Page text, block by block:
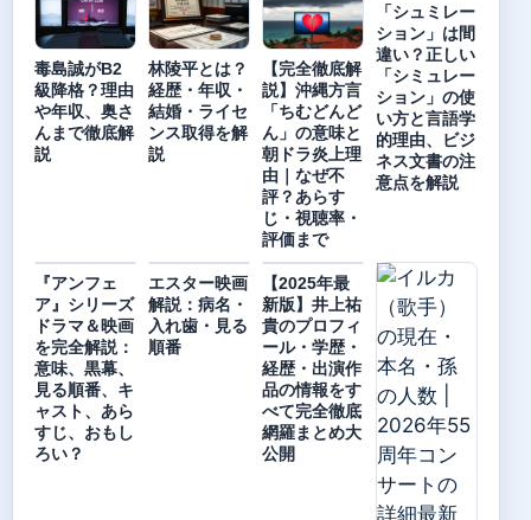
毒島誠がB2
級降格？理由
や年収、奥さ
んまで徹底解
説
林陵平とは？
経歴・年収・
結婚・ライセ
ンス取得を解
説
【完全徹底解
説】沖縄方言
「ちむどんど
ん」の意味と
朝ドラ炎上理
由｜なぜ不
評？あらす
じ・視聴率・
評価まで
「シュミレー
ション」は間
違い？正しい
「シミュレー
ション」の使
い方と言語学
的理由、ビジ
ネス文書の注
意点を解説
『アンフェ
ア』シリーズ
ドラマ＆映画
を完全解説：
意味、黒幕、
見る順番、キ
ャスト、あら
すじ、おもし
ろい？
エスター映画
解説：病名・
入れ歯・見る
順番
【2025年最
新版】井上祐
貴のプロフィ
ール・学歴・
経歴・出演作
品の情報をす
べて完全徹底
網羅まとめ大
公開